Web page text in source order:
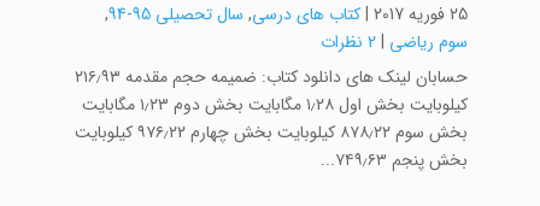
25 فوریه 2017 |کتاب های درسی, سال تحصیلی 95-94
,
سوم ریاضی |2 نظرات
حسابان لینک های دانلود کتاب: ضمیمه حجم مقدمه ۲۱۶٫۹۳
کیلوبایت بخش اول ۱٫۲۸ مگابایت بخش دوم ۱٫۲۳ مگابایت
بخش سوم ۸۷۸٫۲۲ کیلوبایت بخش چهارم ۹۷۶٫۲۲ کیلوبایت
بخش پنجم ۷۴۹٫۶۳...